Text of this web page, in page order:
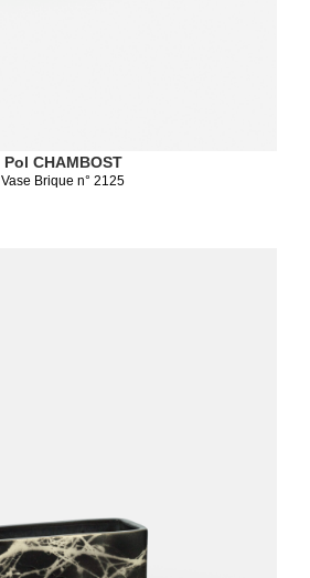
Pol CHAMBOST
Vase Brique n° 2125